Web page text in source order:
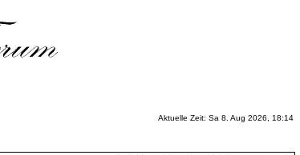
Aktuelle Zeit: Sa 8. Aug 2026, 18:14